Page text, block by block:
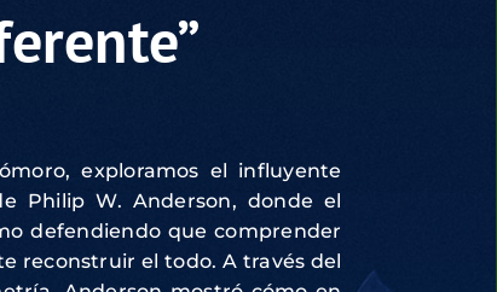
exploramos el influyente
Philip W. Anderson, donde el
defendiendo que comprender
reconstruir el todo. A través del